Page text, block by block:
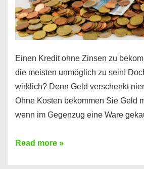
Sie
es
Einen Kredit ohne Zinsen zu
die meisten unmöglich zu sein!
wirklich? Denn Geld verschenkt
Ohne Kosten bekommen Sie Geld
wenn im Gegenzug eine Ware
Einen
Read more »